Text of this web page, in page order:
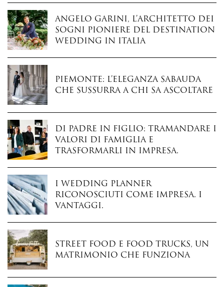
Angelo Garini, l’architetto dei
sogni pioniere del destination
wedding in Italia
Piemonte: l’eleganza sabauda
che sussurra a chi sa ascoltare
Di padre in figlio: tramandare i
valori di famiglia e
trasformarli in impresa.
I wedding planner
riconosciuti come impresa. I
vantaggi.
Street food e food trucks, un
matrimonio che funziona